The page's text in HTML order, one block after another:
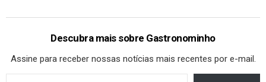
Descubra mais sobre Gastronominho
Assine para receber nossas notícias mais recentes por e-mail.